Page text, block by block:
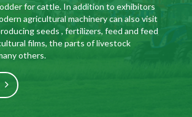
for cattle. In addition to exhibitors
agricultural machinery can also visit
seeds , fertilizers, feed and feed
films, the parts of livestock
others.